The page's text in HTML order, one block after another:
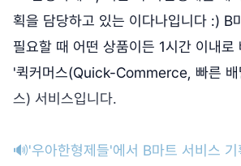
획을 담당하고 있는 이다나입니다 :) B
필요할 때 어떤 상품이든 1시간 이내로
'퀵커머스(Quick-Commerce, 빠른 배
스) 서비스입니다.
🔊'우아한형제들'에서 B마트 서비스